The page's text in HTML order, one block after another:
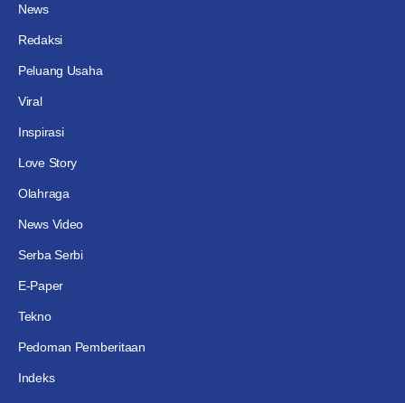
News
Redaksi
Peluang Usaha
Viral
Inspirasi
Love Story
Olahraga
News Video
Serba Serbi
E-Paper
Tekno
Pedoman Pemberitaan
Indeks